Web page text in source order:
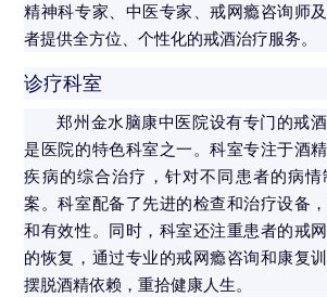
精神科专家、中医专家、戒网瘾咨询师
者提供全方位、个性化的戒酒治疗服务。
诊疗科室
郑州金水脑康中医院设有专门的戒
是医院的特色科室之一。科室专注于酒
疾病的综合治疗，针对不同患者的病
案。科室配备了先进的检查和治疗设备
和有效性。同时，科室还注重患者的戒
的恢复，通过专业的戒网瘾咨询和康复
摆脱酒精依赖，重拾健康人生。